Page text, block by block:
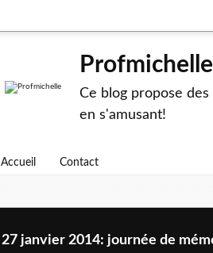
Profmichelle
Ce blog propose
en s'amusant!
Accueil Contact
27 janvier 2014: journée de